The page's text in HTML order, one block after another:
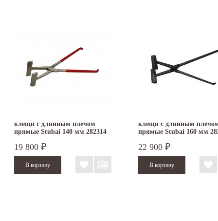
клещи с длинным плечом
прямые Stubai 140 мм 282314
19 800 ₽
клещи с длинным
прямые Stubai 160 мм
22 900 ₽